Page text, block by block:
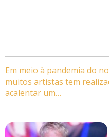
Em meio à pandemia do
muitos artistas tem
acalentar um…